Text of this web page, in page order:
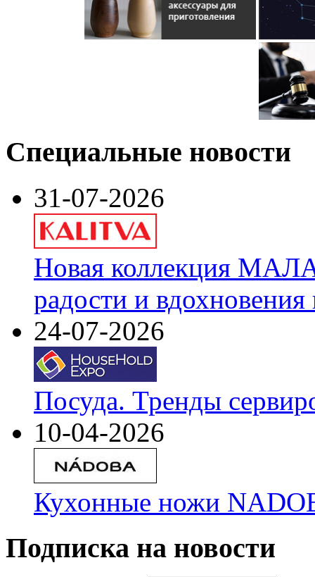
Специальные новости
31-07-2026
Новая коллекция
радости и
24-07-2026
Посуда. Тренды
10-04-2026
Кухонные ножи
Подписка на новости